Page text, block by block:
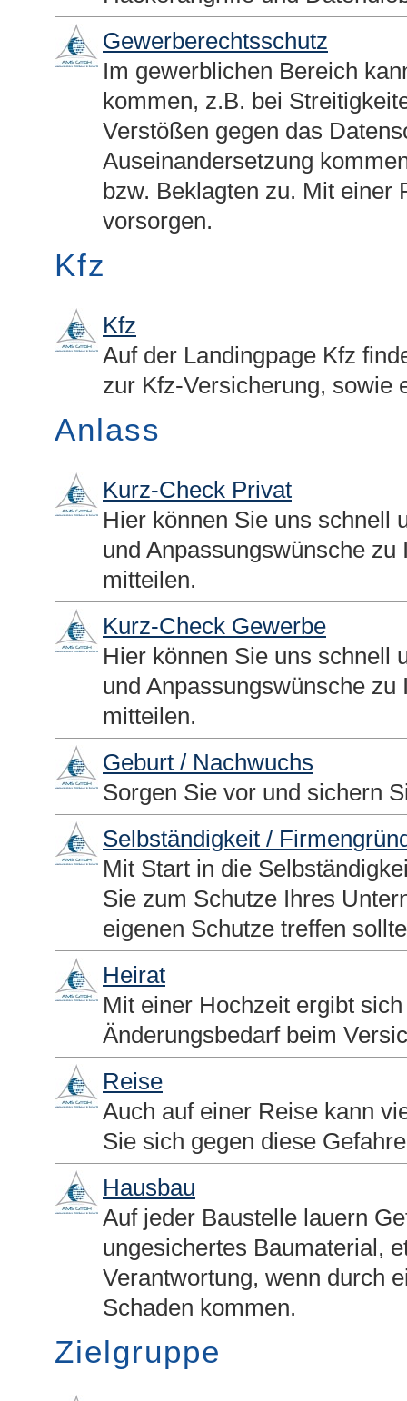
Gewerberechtsschutz
Im gewerblichen Bereich
kommen, z.B. bei
Verstößen gegen das
Auseinandersetzung
bzw. Beklagten zu. Mit einer
vorsorgen.
Kfz
Kfz
Auf der Landingpage Kfz
zur Kfz-Versicherung, sowie
Anlass
Kurz-Check Privat
Hier können Sie uns schnell
und Anpassungswünsche
mitteilen.
Kurz-Check Gewerbe
Hier können Sie uns schnell
und Anpassungswünsche
mitteilen.
Geburt / Nachwuchs
Sorgen Sie vor und sichern
Selbständigkeit /
Mit Start in die
Sie zum Schutze Ihres
eigenen Schutze treffen
Heirat
Mit einer Hochzeit ergibt
Änderungsbedarf beim
Reise
Auch auf einer Reise kann
Sie sich gegen diese
Hausbau
Auf jeder Baustelle lauern
ungesichertes Baumaterial,
Verantwortung, wenn durch
Schaden kommen.
Zielgruppe